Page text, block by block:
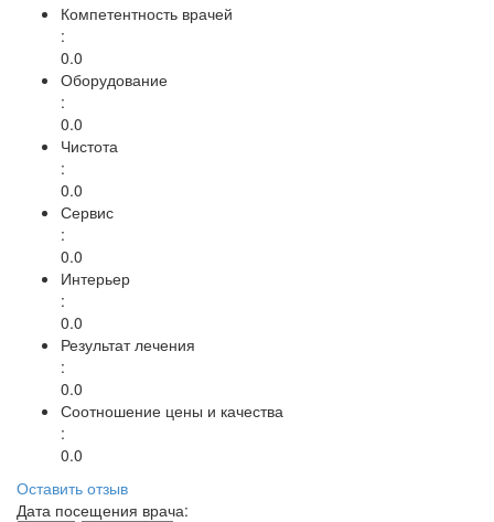
Компетентность врачей
:
0.0
Оборудование
:
0.0
Чистота
:
0.0
Сервис
:
0.0
Интерьер
:
0.0
Результат лечения
:
0.0
Соотношение цены и качества
:
0.0
Оставить отзыв
Дата посещения врача: